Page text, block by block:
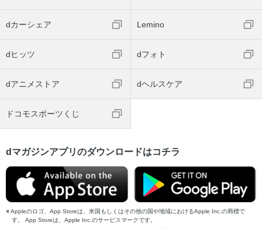
dカーシェア Lemino
dヒッツ dフォト
dアニメストア dヘルスケア
ドコモスポーツくじ
dマガジンアプリのダウンロードはコチラ
Appleのロゴ、App Storeは、米国もしくはその他の国や地域におけるApple Inc.の商標で
す。 App Storeは、Apple Inc.のサービスマークです。